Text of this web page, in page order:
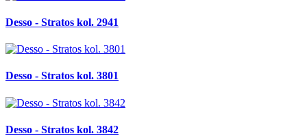
Desso - Stratos kol. 2941
Desso - Stratos kol. 3801
Desso - Stratos kol. 3842